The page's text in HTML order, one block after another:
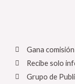
Gana
Recibe solo
Grupo de